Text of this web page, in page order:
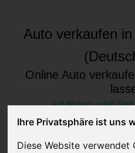
Ihre Privatsphäre ist uns
Diese Website verwendet
Auto verkaufen
Online Auto
Auf Wunsch sofort